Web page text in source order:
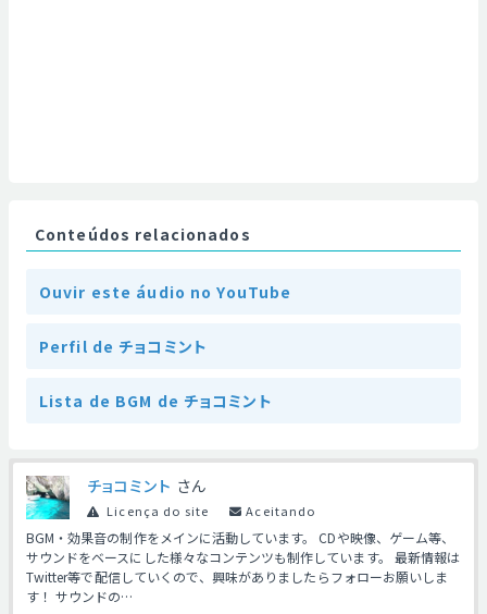
Conteúdos relacionados
Ouvir este áudio no YouTube
Perfil de チョコミント
Lista de BGM de チョコミント
チョコミント さん
Licença do site Aceitando
BGM・効果音の制作をメインに活動しています。 CDや映像、ゲーム等、
サウンドをベースにした様々なコンテンツも制作しています。 最新情報は
Twitter等で配信していくので、興味がありましたらフォローお願いしま
す！ サウンドの…